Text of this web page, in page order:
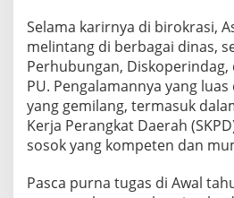
J
a
d
i
B
u
p
a
i
S
Selama karirnya di birokrasi,
melintang di berbagai dinas,
Perhubungan,
PU. Pengalamannya yang
yang gemilang, termasuk
Kerja Perangkat Daerah
sosok yang kompeten dan
Pasca purna tugas di Awal